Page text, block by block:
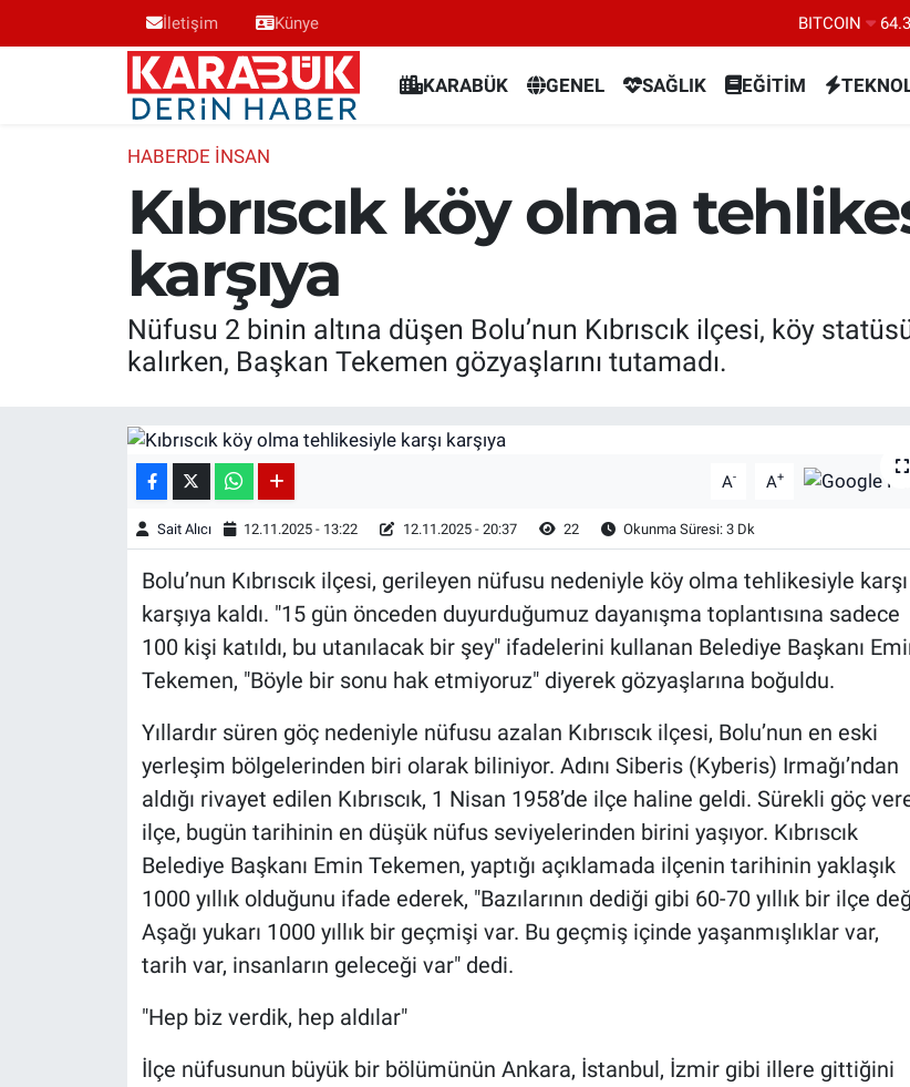
İletişim Künye
EURO
BİST100
KARABÜK GENEL SAĞLIK EĞİTİM
HABERDE INSAN
Kıbrıscık köy olma
karşıya
Nüfusu 2 binin altına düşen Bolu’nun Kıbrıscık ilçesi, köy
kalırken, Başkan Tekemen gözyaşlarını tutamadı.
A- A+
Sait Alıcı 12.11.2025 - 13:22 12.11.2025 - 20:37 22 Okunma Süresi: 3 Dk
Bolu’nun Kıbrıscık ilçesi, gerileyen nüfusu nedeniyle köy olma tehlikesiyle karşı
karşıya kaldı. "15 gün önceden duyurduğumuz dayanışma toplantısına sadece
100 kişi katıldı, bu utanılacak bir şey" ifadelerini kullanan Belediye Başkanı
Tekemen, "Böyle bir sonu hak etmiyoruz" diyerek gözyaşlarına boğuldu.
Yıllardır süren göç nedeniyle nüfusu azalan Kıbrıscık ilçesi, Bolu’nun en eski
yerleşim bölgelerinden biri olarak biliniyor. Adını Siberis (Kyberis) Irmağı’ndan
aldığı rivayet edilen Kıbrıscık, 1 Nisan 1958’de ilçe haline geldi. Sürekli göç
ilçe, bugün tarihinin en düşük nüfus seviyelerinden birini yaşıyor. Kıbrıscık
Belediye Başkanı Emin Tekemen, yaptığı açıklamada ilçenin tarihinin yaklaşık
1000 yıllık olduğunu ifade ederek, "Bazılarının dediği gibi 60-70 yıllık bir ilçe
Aşağı yukarı 1000 yıllık bir geçmişi var. Bu geçmiş içinde yaşanmışlıklar var,
tarih var, insanların geleceği var" dedi.
"Hep biz verdik, hep aldılar"
İlçe nüfusunun büyük bir bölümünün Ankara, İstanbul, İzmir gibi illere gittiğini
Karabük Nöbetçi Eczaneler
Karabük Hava Durumu
Karabük Trafik Yoğunluk Haritası
Süper Lig Puan Durumu ve Fikstür
Son Dakika Haberleri
Haber Arşivi